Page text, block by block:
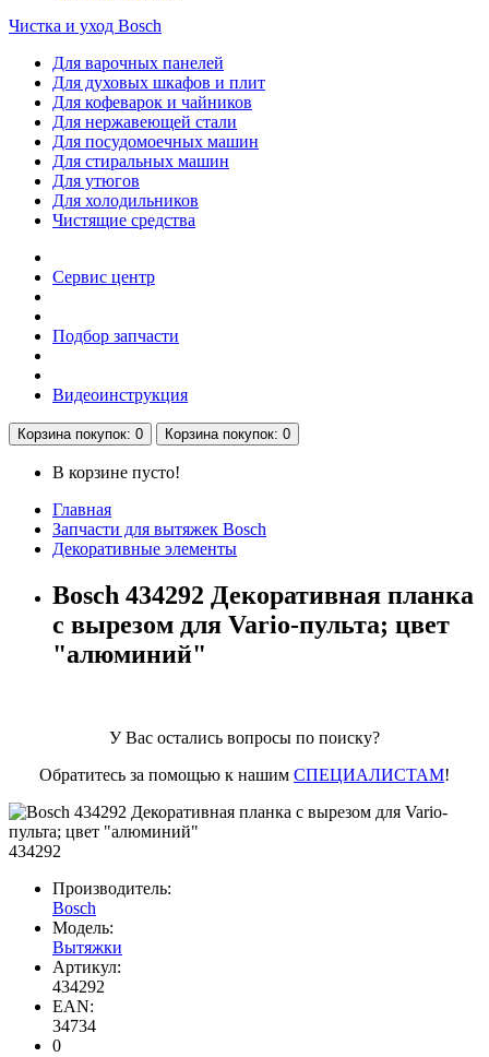
Чистка и уход Bosch
Для варочных панелей
Для духовых шкафов и плит
Для кофеварок и чайников
Для нержавеющей стали
Для посудомоечных машин
Для стиральных машин
Для утюгов
Для холодильников
Чистящие средства
Сервис центр
Подбор запчасти
Видеоинструкция
Корзинапокупок: 0 Корзинапокупок: 0
В корзине пусто!
Главная
Запчасти для вытяжек Bosch
Декоративные элементы
Bosch 434292 Декоративная планка
с вырезом для Vario-пульта; цвет
"алюминий"
У Вас остались вопросы по поиску?
Обратитесь за помощью к нашим СПЕЦИАЛИСТАМ!
434292
Производитель:
Bosch
Модель:
Вытяжки
Артикул:
434292
EAN:
34734
0